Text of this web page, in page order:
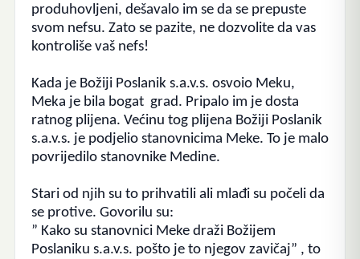
produhovljeni, dešavalo im se da se prepuste
svom nefsu. Zato se pazite, ne dozvolite da vas
kontroliše vaš nefs!
Kada je Božiji Poslanik s.a.v.s. osvoio Meku,
Meka je bila bogat grad. Pripalo im je dosta
ratnog plijena. Većinu tog plijena Božiji Poslanik
s.a.v.s. je podjelio stanovnicima Meke. To je malo
povrijedilo stanovnike Medine.
Stari od njih su to prihvatili ali mlađi su počeli da
se protive. Govorilu su:
” Kako su stanovnici Meke draži Božijem
Poslaniku s.a.v.s. pošto je to njegov zavičaj” , to